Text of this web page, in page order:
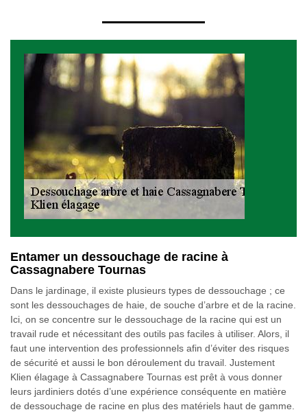
Entamer un dessouchage de racine à
Cassagnabere Tournas
Dans le jardinage, il existe plusieurs types de dessouchage ; ce
sont les dessouchages de haie, de souche d’arbre et de la racine.
Ici, on se concentre sur le dessouchage de la racine qui est un
travail rude et nécessitant des outils pas faciles à utiliser. Alors, il
faut une intervention des professionnels afin d’éviter des risques
de sécurité et aussi le bon déroulement du travail. Justement
Klien élagage à Cassagnabere Tournas est prêt à vous donner
leurs jardiniers dotés d’une expérience conséquente en matière
de dessouchage de racine en plus des matériels haut de gamme.